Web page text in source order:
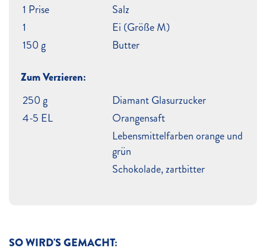
SO WIRD'S GEMACHT:
1 Prise
Salz
1
Ei (Größe M)
150 g
Butter
Zum Verzieren:
250 g
Diamant Glasurzucker
4-5 EL
Orangensaft
Lebensmittelfarben orange und
grün
Schokolade, zartbitter